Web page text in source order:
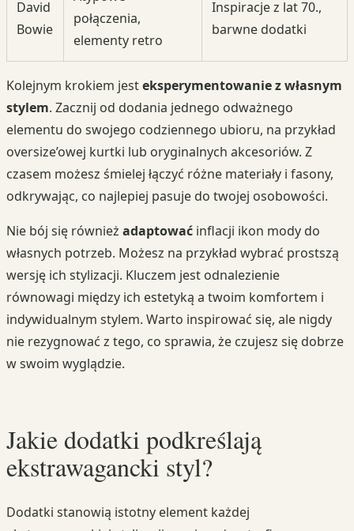
David
Bowie
połączenia,
elementy retro
Inspiracje z lat 70.,
barwne dodatki
Kolejnym krokiem jesteksperymentowanie z własnym
stylem. Zacznij od dodania jednego odważnego
elementu do swojego codziennego ubioru, na przykład
oversize’owej kurtki lub oryginalnych akcesoriów. Z
czasem możesz śmielej łączyć różne materiały i fasony,
odkrywając, co najlepiej pasuje do twojej osobowości.
Nie bój się również adaptować inflacji ikon mody do
własnych potrzeb. Możesz na przykład wybrać prostszą
wersję ich stylizacji. Kluczem jest odnalezienie
równowagi między ich estetyką a twoim komfortem i
indywidualnym stylem. Warto inspirować się, ale nigdy
nie rezygnować z tego, co sprawia, że czujesz się dobrze
w swoim wyglądzie.
Jakie dodatki podkreślają
ekstrawagancki styl?
Dodatki stanowią istotny element każdej